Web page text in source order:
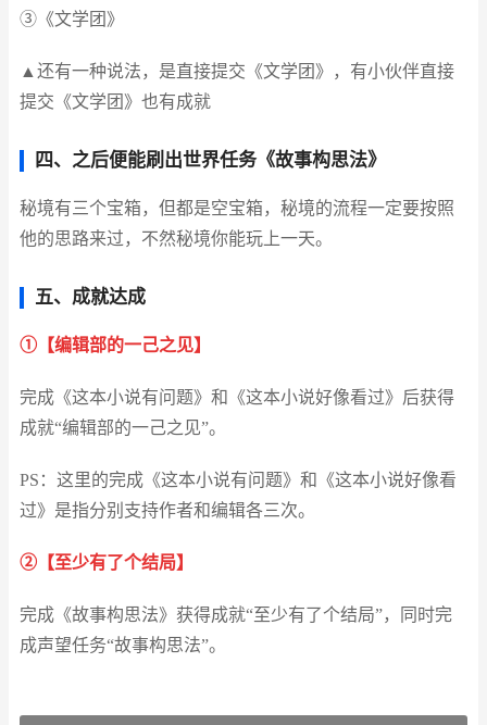
③《文学团》
▲还有一种说法，是直接提交《文学团》，有小伙伴直接
提交《文学团》也有成就
四、之后便能刷出世界任务《故事构思法》
秘境有三个宝箱，但都是空宝箱，秘境的流程一定要按照
他的思路来过，不然秘境你能玩上一天。
五、成就达成
①【编辑部的一己之见】
完成《这本小说有问题》和《这本小说好像看过》后获得
成就“编辑部的一己之见”。
PS：这里的完成《这本小说有问题》和《这本小说好像看
过》是指分别支持作者和编辑各三次。
②【至少有了个结局】
完成《故事构思法》获得成就“至少有了个结局”，同时完
成声望任务“故事构思法”。